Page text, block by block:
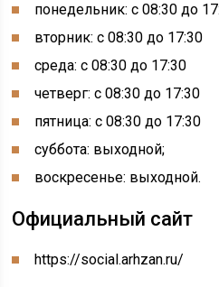
понедельник: с 08:30 до
вторник: с 08:30 до 17:30
среда: с 08:30 до 17:30
четверг: с 08:30 до 17:30
пятница: с 08:30 до 17:30
суббота: выходной;
воскресенье: выходной.
Официальный сайт
https://social.arhzan.ru/